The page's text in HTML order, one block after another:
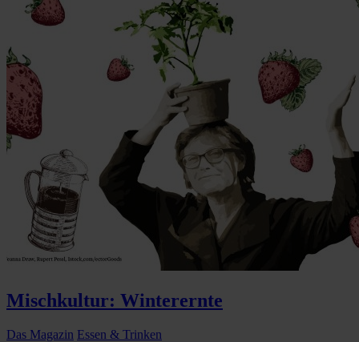
Mischkultur: Winterernte
Das Magazin Essen & Trinken